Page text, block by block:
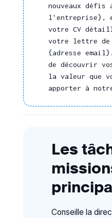
nouveaux
l'entreprise},
votre CV
votre lettre de
{adresse
de découvrir
la valeur que
apporter à
Les
Conseille la